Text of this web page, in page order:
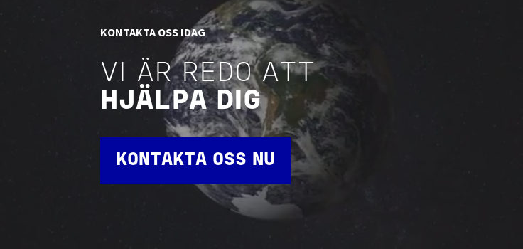
KONTAKTA OSS IDAG
VI ÄR REDO ATT
HJÄLPA DIG
KONTAKTA OSS NU